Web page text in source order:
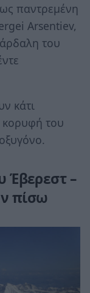
παντρεμένη
Arsentiev,
του
κάτι
του
Έβερεστ –
πίσω